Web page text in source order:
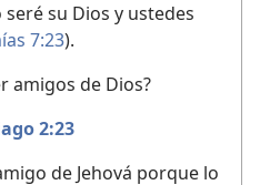
seré su Dios y ustedes
7:23).
amigos de Dios?
2:23
de Jehová porque lo